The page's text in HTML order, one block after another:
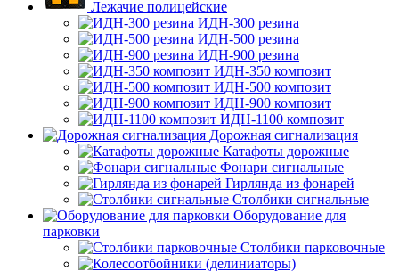
Лежачие полицейские
ИДН-300 резина
ИДН-500 резина
ИДН-900 резина
ИДН-350 композит
ИДН-500 композит
ИДН-900 композит
ИДН-1100 композит
Дорожная сигнализация
Катафоты дорожные
Фонари сигнальные
Гирлянда из фонарей
Столбики сигнальные
Оборудование для
парковки
Столбики парковочные